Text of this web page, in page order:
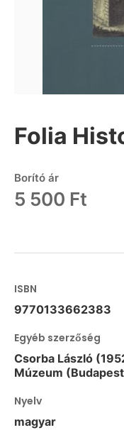
Folia
Borító ár
5 500 Ft
ISBN
9770133662383
Egyéb szerzőség
Csorba László
Múzeum
Nyelv
magyar